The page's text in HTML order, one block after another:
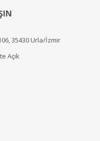
35430 Urla/İzmir
Açık